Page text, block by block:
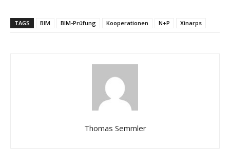
TAGS BIM BIM-Prüfung Kooperationen N+P Xinarps
Thomas Semmler